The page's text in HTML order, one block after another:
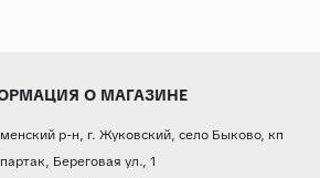
О МАГАЗИНЕ
р-н, г. Жуковский, село Быково, кп
Береговая ул., 1